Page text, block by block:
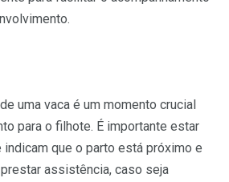
uma vaca é um momento crucial
para o filhote. É importante estar
que o parto está próximo e
assistência, caso seja